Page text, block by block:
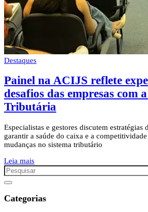
Destaques
Painel na ACIJS reflete
desafios das empresas com
Tributária
Especialistas e gestores discutem estratégias
garantir a saúde do caixa e a
mudanças no sistema tributário
Leia mais
Categorias